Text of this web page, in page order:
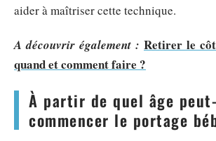
aider à maîtriser cette technique.
A découvrir également : Retirer le
quand et comment faire ?
À partir de quel âge
commencer le portage